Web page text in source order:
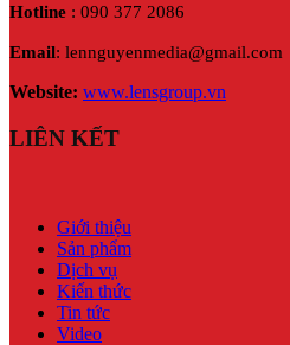
Hotline : 090 377 2086
Email: lennguyenmedia@gmail.com
Website: www.lensgroup.vn
LIÊN KẾT
Giới thiệu
Sản phẩm
Dịch vụ
Kiến thức
Tin tức
Video